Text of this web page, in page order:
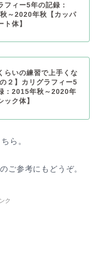
フィー5年の記録：
～2020年秋【カッパ
ト体】
らいの練習で上手くな
２】カリグラフィー5
：2015年秋～2020年
ック体】
ら。
ご参考にもどうぞ。
ク